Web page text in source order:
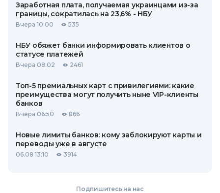
Заработная плата, получаемая украинцами из-за
границы, сократилась на 23,6% - НБУ
Вчера 10:00 535
НБУ обяжет банки информировать клиентов о
статусе платежей
Вчера 08:02 2461
Топ-5 премиальных карт с привилегиями: какие
преимущества могут получить ныне VIP-клиенты
банков
Вчера 06:50 866
Новые лимиты банков: кому заблокируют карты и
переводы уже в августе
06.08 13:10 3914
Подпишитесь на нас